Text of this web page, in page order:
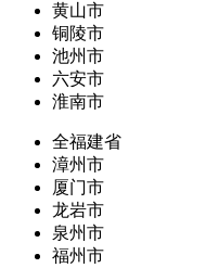
黄山市
铜陵市
池州市
六安市
淮南市
全福建省
漳州市
厦门市
龙岩市
泉州市
福州市